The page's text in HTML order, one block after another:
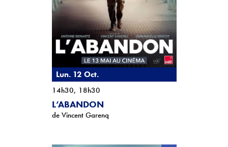
Lun. 12 Oct.
14h30, 18h30
L’ABANDON
de Vincent Garenq